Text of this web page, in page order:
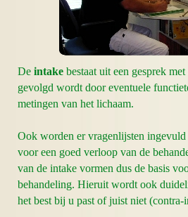
De intake bestaat uit een gesprek
gevolgd wordt door eventuele
metingen van het lichaam.
Ook worden er vragenlijsten
voor een goed verloop van de
van de intake vormen dus de basis
behandeling. Hieruit wordt ook
het best bij u past of juist niet (contra-